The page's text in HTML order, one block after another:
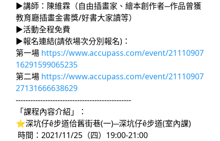
▶︎講師：陳維霖（自由插畫家、繪本創作者─作品曾獲
教育廳插畫金書獎/好書大家讀等）
▶︎活動全程免費
▶︎報名連結(請依場次分別報名)：
第一場 https://www.accupass.com/event/21110907
16291599065235
第二場 https://www.accupass.com/event/21110907
27131666638629
-----------------------------------------------
「課程內容介紹」：
⭐️深坑仔ê步道佮舊街巷(一)─深坑仔ê步道(室內課)
時間：2021/11/25（四）19:00-21:00